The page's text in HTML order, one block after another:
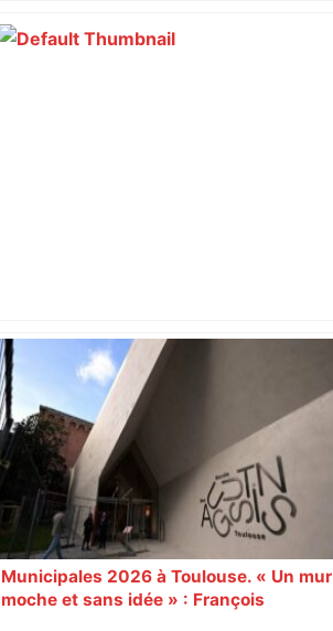
810 jours dans le top 6 : L’insolente
domination de Toulouse décryptée –
blog-rct.com
Municipales 2026 à Toulouse. « Un mur
moche et sans idée » : François